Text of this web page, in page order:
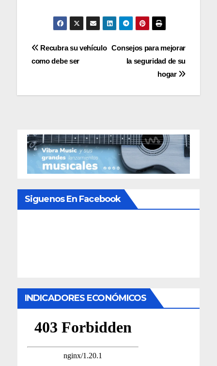
Navegación
entradas
Consejos para mejorar
la seguridad de su
hogar
Recubra su vehículo
como debe ser
Siguenos En Facebook
INDICADORES ECONÓMICOS